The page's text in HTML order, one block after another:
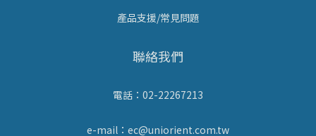
產品支援/常見問題
聯絡我們
電話：02-22267213
e-mail：ec@uniorient.com.tw